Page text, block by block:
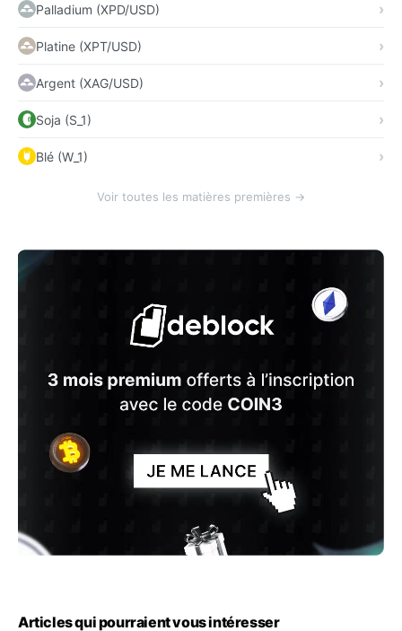
Palladium (XPD/USD)
Platine (XPT/USD)
Argent (XAG/USD)
Soja (S_1)
Blé (W_1)
Voir toutes les matières premières →
Articles qui pourraient vous intéresser